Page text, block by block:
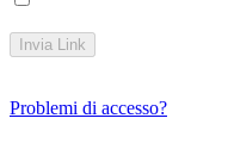
Invia Link
Problemi di accesso?